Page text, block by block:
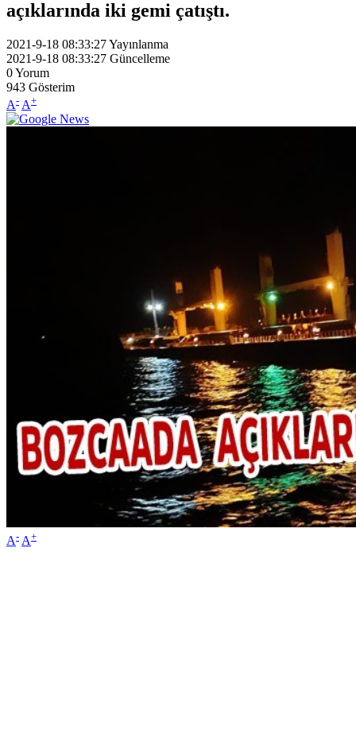
açıklarında iki gemi çatıştı.
2021-9-18 08:33:27Yayınlanma
2021-9-18 08:33:27 Güncelleme
0Yorum
943 Gösterim
A- A+
A- A+